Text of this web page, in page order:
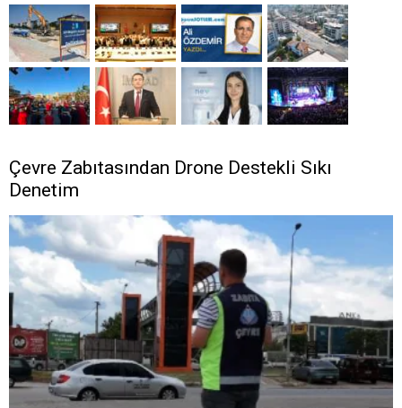
Çevre Zabıtasından Drone Destekli Sıkı
Denetim